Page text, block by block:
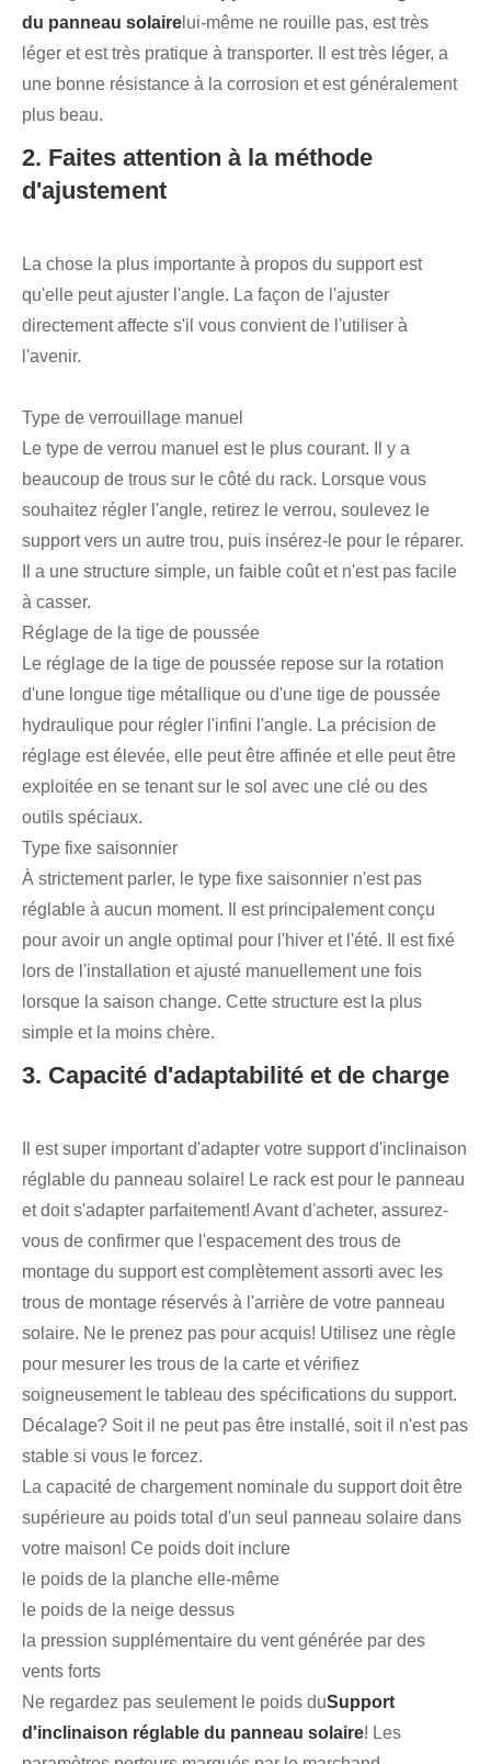
du panneau solaire lui-même ne rouille pas, est très
léger et est très pratique à transporter. Il est très léger, a
une bonne résistance à la corrosion et est généralement
plus beau.
2. Faites attention à la méthode
d'ajustement
La chose la plus importante à propos du support est
qu'elle peut ajuster l'angle. La façon de l'ajuster
directement affecte s'il vous convient de l'utiliser à
l'avenir.
Type de verrouillage manuel
Le type de verrou manuel est le plus courant. Il y a
beaucoup de trous sur le côté du rack. Lorsque vous
souhaitez régler l'angle, retirez le verrou, soulevez le
support vers un autre trou, puis insérez-le pour le réparer.
Il a une structure simple, un faible coût et n'est pas facile
à casser.
Réglage de la tige de poussée
Le réglage de la tige de poussée repose sur la rotation
d'une longue tige métallique ou d'une tige de poussée
hydraulique pour régler l'infini l'angle. La précision de
réglage est élevée, elle peut être affinée et elle peut être
exploitée en se tenant sur le sol avec une clé ou des
outils spéciaux.
Type fixe saisonnier
À strictement parler, le type fixe saisonnier n'est pas
réglable à aucun moment. Il est principalement conçu
pour avoir un angle optimal pour l'hiver et l'été. Il est fixé
lors de l'installation et ajusté manuellement une fois
lorsque la saison change. Cette structure est la plus
simple et la moins chère.
3. Capacité d'adaptabilité et de charge
Il est super important d'adapter votre support d'inclinaison
réglable du panneau solaire! Le rack est pour le panneau
et doit s'adapter parfaitement! Avant d'acheter, assurez-
vous de confirmer que l'espacement des trous de
montage du support est complètement assorti avec les
trous de montage réservés à l'arrière de votre panneau
solaire. Ne le prenez pas pour acquis! Utilisez une règle
pour mesurer les trous de la carte et vérifiez
soigneusement le tableau des spécifications du support.
Décalage? Soit il ne peut pas être installé, soit il n'est pas
stable si vous le forcez.
La capacité de chargement nominale du support doit être
supérieure au poids total d'un seul panneau solaire dans
votre maison! Ce poids doit inclure
le poids de la planche elle-même
le poids de la neige dessus
la pression supplémentaire du vent générée par des
vents forts
Ne regardez pas seulement le poids duSupport
d'inclinaison réglable du panneau solaire! Les